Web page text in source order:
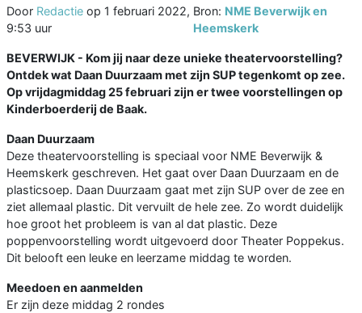
Door Redactie op 1 februari 2022,
9:53 uur
Bron: NME Beverwijk en
Heemskerk
BEVERWIJK - Kom jij naar deze unieke theatervoorstelling?
Ontdek wat Daan Duurzaam met zijn SUP tegenkomt op zee.
Op vrijdagmiddag 25 februari zijn er twee voorstellingen op
Kinderboerderij de Baak.
Daan Duurzaam
Deze theatervoorstelling is speciaal voor NME Beverwijk &
Heemskerk geschreven. Het gaat over Daan Duurzaam en de
plasticsoep. Daan Duurzaam gaat met zijn SUP over de zee en
ziet allemaal plastic. Dit vervuilt de hele zee. Zo wordt duidelijk
hoe groot het probleem is van al dat plastic. Deze
poppenvoorstelling wordt uitgevoerd door Theater Poppekus.
Dit belooft een leuke en leerzame middag te worden.
Meedoen en aanmelden
Er zijn deze middag 2 rondes